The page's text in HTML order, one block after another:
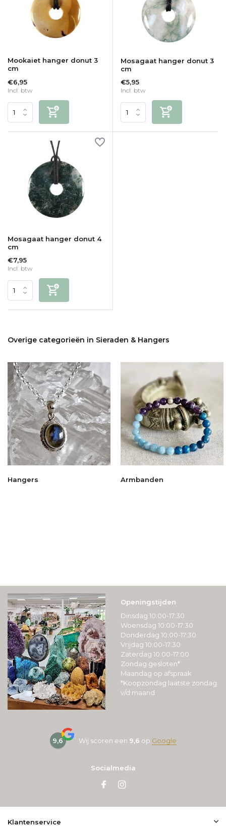
Mookaiet hanger donut 3
cm
€6,95
Incl. btw
Mosagaat hanger donut 3
cm
€5,95
Incl. btw
Mosagaat hanger donut 4
cm
€7,95
Incl. btw
Overige categorieën in Sieraden & Hangers
Hangers Armbanden
Openingstijden
Dinsdag 10:00-17:30
Woensdag 10:00-17:30
Donderdag 10:00-17:30
Vrijdag 10:00-17:30
Zaterdag 10:00-17:00
Zondag gesloten*
Maandag op afspraak
*Koopzondag laatste zondag
v/d maand
9,6 Wij scoren een 9,6 op Google
Socialmedia
Klantenservice